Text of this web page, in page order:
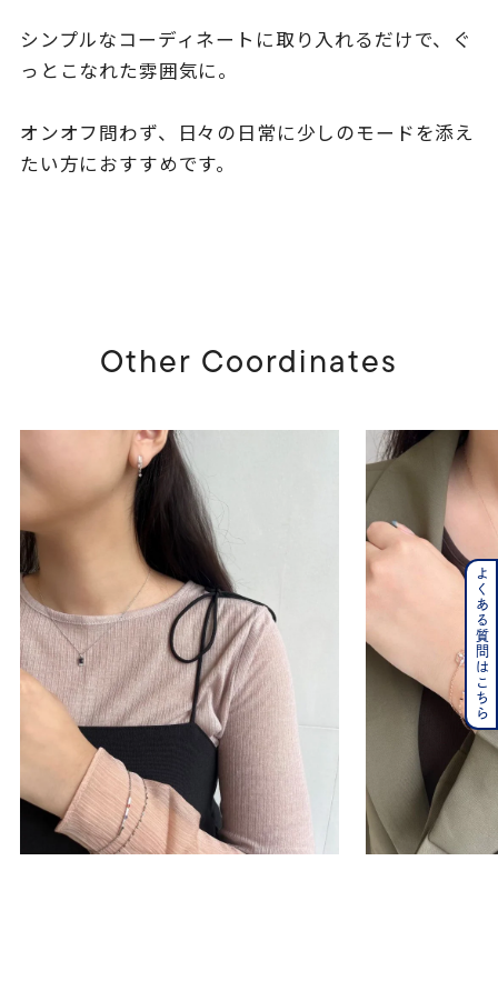
価格 ¥0
在庫 在庫ありのみ
シンプルなコーディネートに取り入れるだけで、ぐ
っとこなれた雰囲気に。
オンオフ問わず、日々の日常に少しのモードを添え
たい方におすすめです。
Other Coordinates
よくある質問はこちら